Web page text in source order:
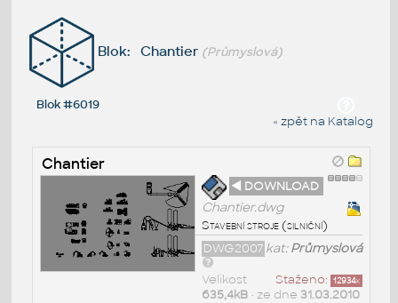
Blok: Chantier (Průmyslová)
Blok #6019
« zpět na Katalog
Chantier
◄ DOWNLOAD
Chantier.dwg
Stavební stroje (silniční)
kat:Průmyslová
DWG2007
Staženo: 12934x
Velikost
635,4kB• ze dne 31.03.2010